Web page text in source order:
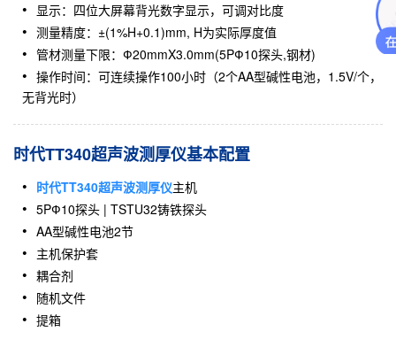
显示：四位大屏幕背光数字显示，可调对比度
测量精度：±(1%H+0.1)mm, H为实际厚度值
管材测量下限：Ф20mmX3.0mm(5PФ10探头,钢材)
操作时间：可连续操作100小时（2个AA型碱性电池，1.5V/个，
无背光时）
时代TT340超声波测厚仪基本配置
时代TT340超声波测厚仪主机
5PФ10探头 | TSTU32铸铁探头
AA型碱性电池2节
主机保护套
耦合剂
随机文件
提箱